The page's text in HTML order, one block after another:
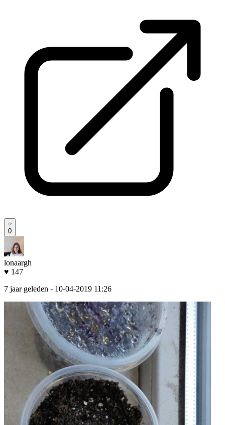
0
lonaargh
♥ 147
7 jaar geleden - 10-04-2019 11:26